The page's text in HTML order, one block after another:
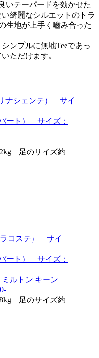
いテーパードを効かせた
綺麗なシルエットのトラ
生地が上手く嚙み合った
ンプルに無地Teeであっ
ただけます。
リナシェンテ） サイ
ート） サイズ：
足のサイズ約
コステ） サイ
ート） サイズ：
ミルトン キーン
足のサイズ約